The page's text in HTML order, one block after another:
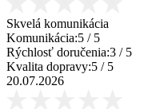
Skvelá komunikácia
Komunikácia:5 / 5
Rýchlosť doručenia:3 / 5
Kvalita dopravy:5 / 5
20.07.2026